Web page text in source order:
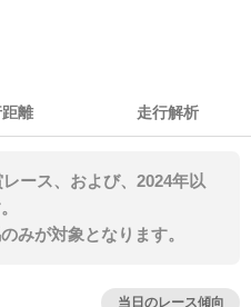
離 走行解析
ース、および、2024年以
みが対象となります。
当日のレース傾向